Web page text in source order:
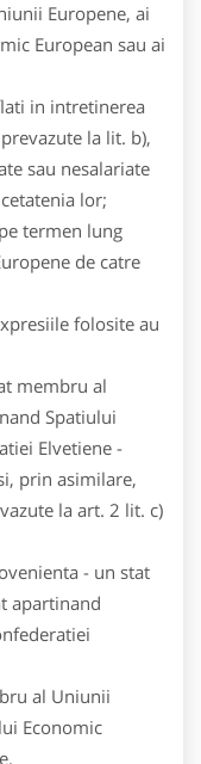
Europene, ai
European sau ai
in intretinerea
la lit. b),
sau nesalariate
lor;
termen lung
de catre
folosite au
membru al
Spatiului
Elvetiene -
prin asimilare,
la art. 2 lit. c)
- un stat
apartinand
al Uniunii
Economic